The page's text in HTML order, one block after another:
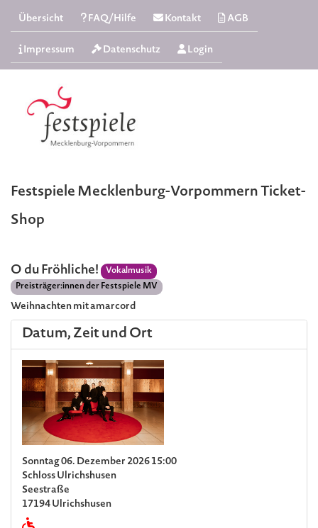
Übersicht FAQ/Hilfe Kontakt AGB
Impressum Datenschutz Login
Festspiele Mecklenburg-Vorpommern Ticket-
Shop
O du Fröhliche!
Vokalmusik
Preisträger:innen der Festspiele MV
Weihnachten mit amarcord
Datum, Zeit und Ort
Sonntag 06. Dezember 2026 15:00
Schloss Ulrichshusen
Seestraße
17194 Ulrichshusen